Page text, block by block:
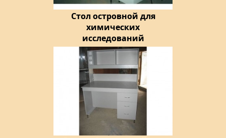
Стол островной для
химических
исследований